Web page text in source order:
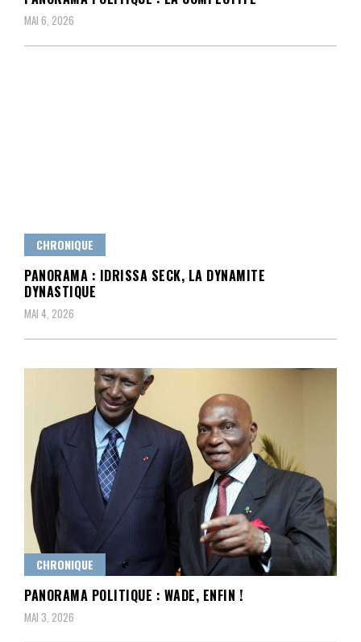
MAI 6, 2026
CHRONIQUE
PANORAMA : IDRISSA SECK, LA DYNAMITE
DYNASTIQUE
MAI 4, 2026
CHRONIQUE
PANORAMA POLITIQUE : WADE, ENFIN !
MAI 3, 2026